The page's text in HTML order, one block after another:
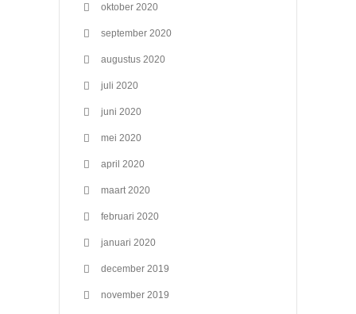
oktober 2020
september 2020
augustus 2020
juli 2020
juni 2020
mei 2020
april 2020
maart 2020
februari 2020
januari 2020
december 2019
november 2019